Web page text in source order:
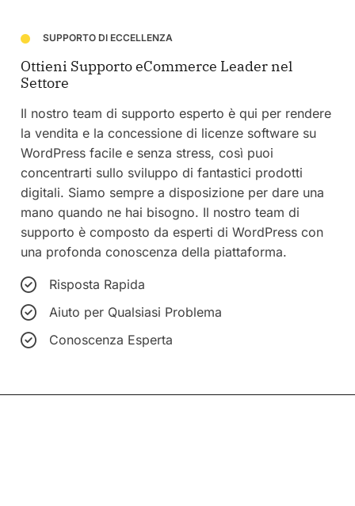
SUPPORTO DI ECCELLENZA
Ottieni Supporto eCommerce Leader nel
Settore
Il nostro team di supporto esperto è qui per rendere
la vendita e la concessione di licenze software su
WordPress facile e senza stress, così puoi
concentrarti sullo sviluppo di fantastici prodotti
digitali. Siamo sempre a disposizione per dare una
mano quando ne hai bisogno. Il nostro team di
supporto è composto da esperti di WordPress con
una profonda conoscenza della piattaforma.
Risposta Rapida
Aiuto per Qualsiasi Problema
Conoscenza Esperta